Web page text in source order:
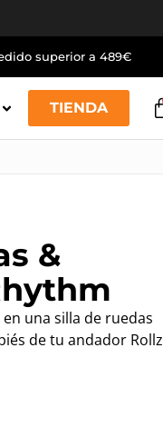
superior a 489€
TIENDA
&
una silla de ruedas
de tu andador Rollz